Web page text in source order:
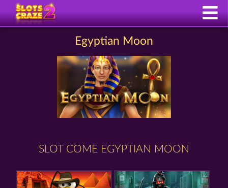
Egyptian Moon
SLOT COME EGYPTIAN MOON